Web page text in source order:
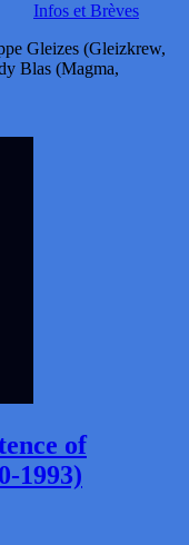
Infos et Brèves
Gleizes (Gleizkrew,
Blas (Magma,
of
1993)